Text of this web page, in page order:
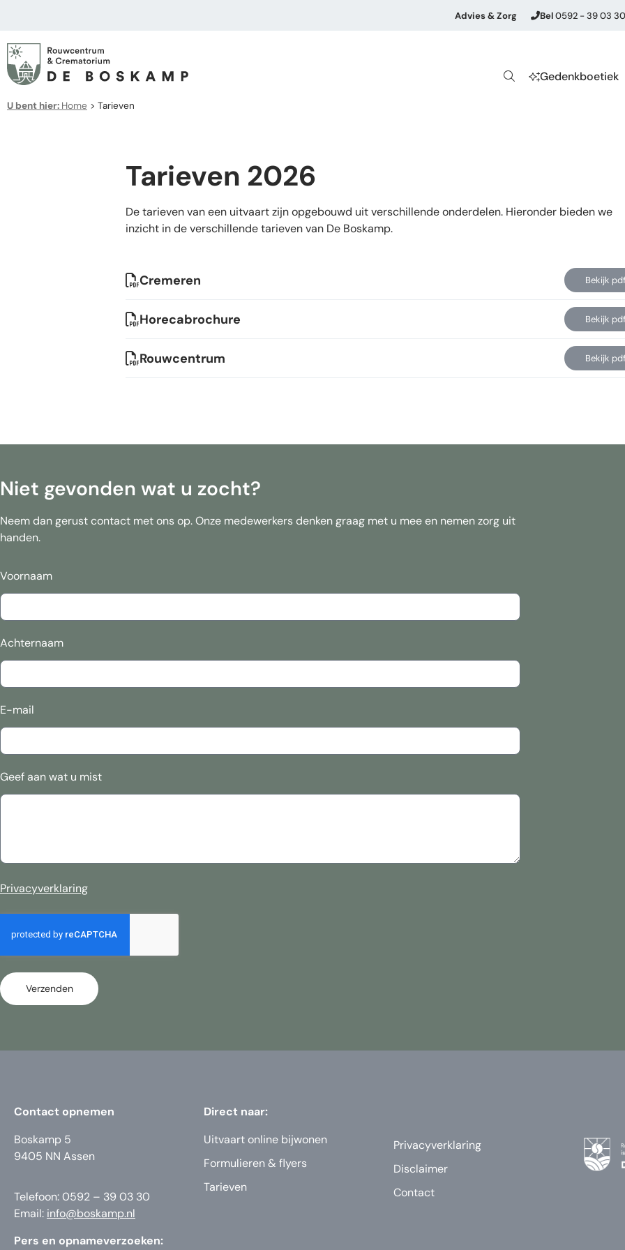
Advies & Zorg Bel0592 - 39 03 30
Gedenkboetiek
U bent hier: Home > Tarieven
Tarieven 2026
De tarieven van een uitvaart zijn opgebouwd uit verschillende onderdelen. Hieronder bieden we
inzicht in de verschillende tarieven van De Boskamp.
Cremeren Bekijk
Horecabrochure Bekijk
Rouwcentrum Bekijk
Niet gevonden wat u zocht?
Neem dan gerust contact met ons op. Onze medewerkers denken graag met u mee en nemen zorg uit
handen.
Voornaam
Achternaam
E-mail
Geef aan wat u mist
Privacyverklaring
Verzenden
Contact opnemen
Boskamp 5
9405 NN Assen
Telefoon: 0592 – 39 03 30
Email: info@boskamp.nl
Pers en opnameverzoeken:
Direct naar:
Uitvaart online bijwonen
Formulieren & flyers
Tarieven
Privacyverklaring
Disclaimer
Contact